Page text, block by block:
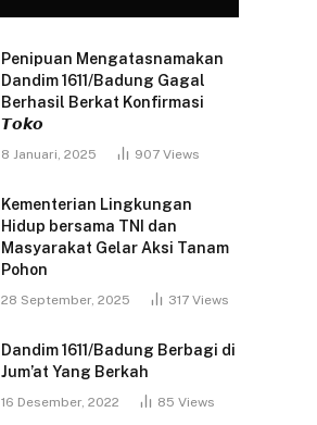
Penipuan Mengatasnamakan
Dandim 1611/Badung Gagal
Berhasil Berkat Konfirmasi
𝙏𝙤𝙠𝙤
8 Januari, 2025 907 Views
Kementerian Lingkungan
Hidup bersama TNI dan
Masyarakat Gelar Aksi Tanam
Pohon
28 September, 2025 317 Views
Dandim 1611/Badung Berbagi di
Jum’at Yang Berkah
16 Desember, 2022 85 Views